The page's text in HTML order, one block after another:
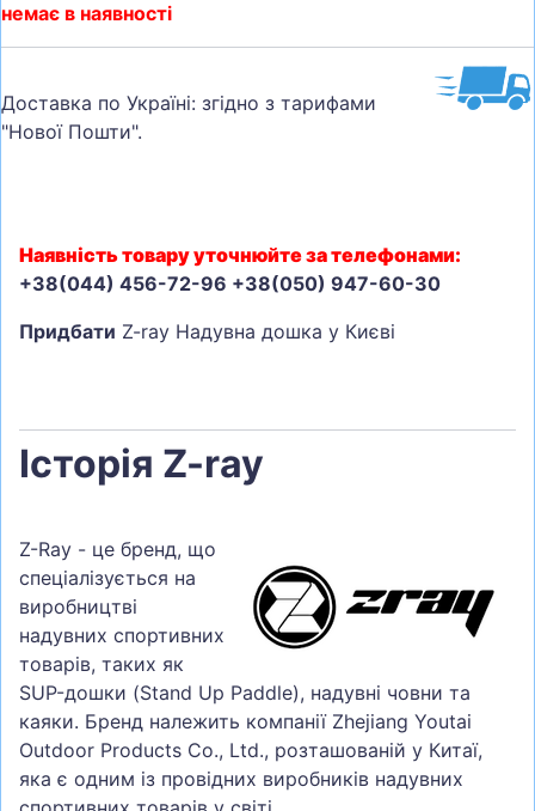
немає в наявності
Доставка по Україні: згідно з тарифами
"Нової Пошти".
Наявність товару уточнюйте за телефонами:
+38(044) 456-72-96 +38(050) 947-60-30
Придбати Z-ray Надувна дошка у Києві
Історія Z-ray
Z-Ray - це бренд, що
спеціалізується на
виробництві
надувних спортивних
товарів, таких як
SUP-дошки (Stand Up Paddle), надувні човни та
каяки. Бренд належить компанії Zhejiang Youtai
Outdoor Products Co., Ltd., розташованій у Китаї,
яка є одним із провідних виробників надувних